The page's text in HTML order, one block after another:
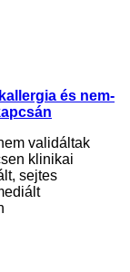
és nem-
validáltak
klinikai
sejtes